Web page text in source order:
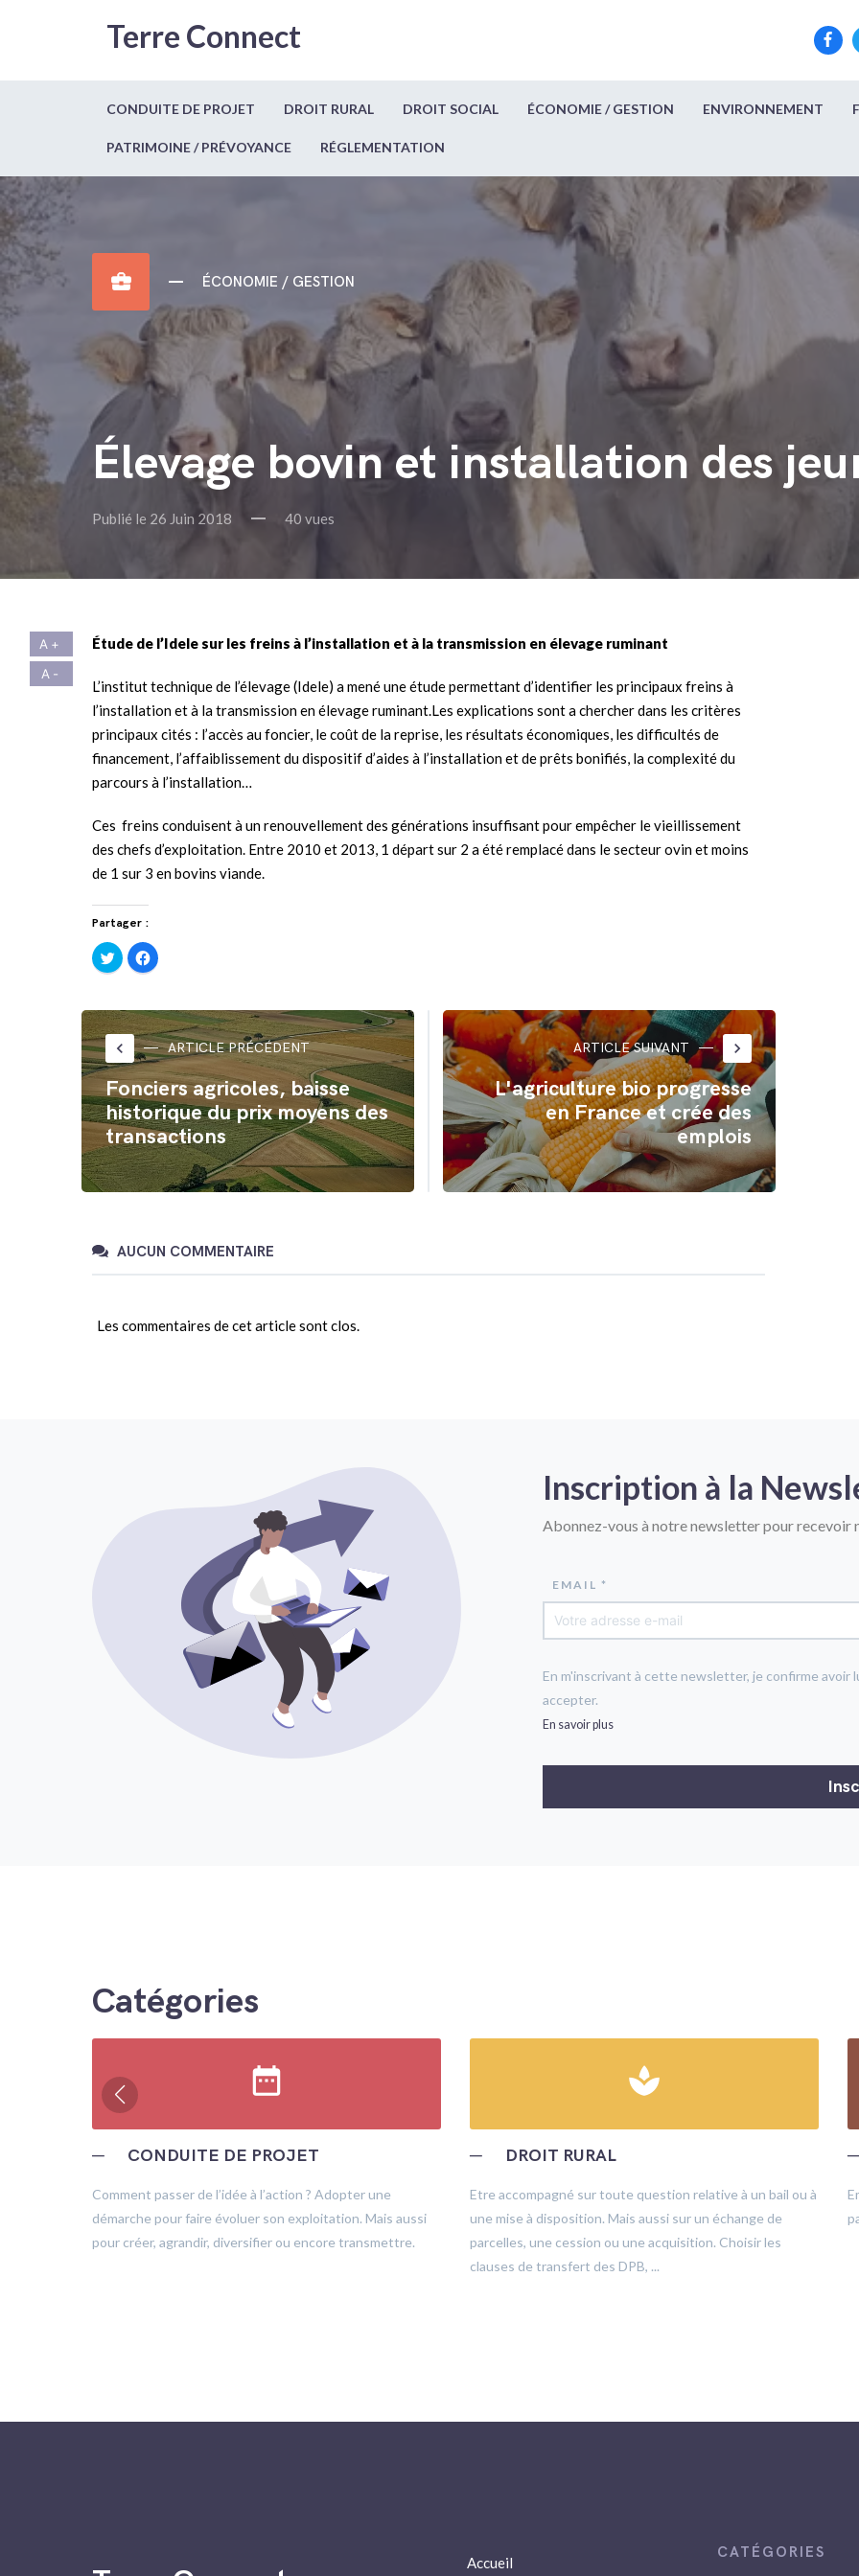
Terre Connect
CONDUITE DE PROJET DROIT RURAL DROIT SOCIAL ÉCONOMIE / GESTION ENVIRONNEMENT
PATRIMOINE / PRÉVOYANCE RÉGLEMENTATION
business_center ÉCONOMIE / GESTION
Élevage bovin et installation des
Publié le 26 Juin 2018 40 vues
Étude de l’Idele sur les freins à l’installation et à la transmission en élevage ruminant
L’institut technique de l’élevage (Idele) a mené une étude permettant d’identifier les principaux freins à
l’installation et à la transmission en élevage ruminant.Les explications sont a chercher dans les critères
principaux cités : l’accès au foncier, le coût de la reprise, les résultats économiques, les difficultés de
financement, l’affaiblissement du dispositif d’aides à l’installation et de prêts bonifiés, la complexité du
parcours à l’installation…
Ces freins conduisent à un renouvellement des générations insuffisant pour empêcher le vieillissement
des chefs d’exploitation. Entre 2010 et 2013, 1 départ sur 2 a été remplacé dans le secteur ovin et moins
de 1 sur 3 en bovins viande.
Partager :
Cliquez
pour
partager
dans
une
nouvelle
fenêtre)
Cliquez
pour
partager
dans
une
nouvelle
fenêtre)
keyboard_arrow_left ARTICLE PRÉCÉDENT
Fonciers agricoles, baisse
historique du prix moyens des
transactions
ARTICLE SUIVANT keyboard_arrow_right
L'agriculture bio progresse
en France et crée des
emplois
AUCUN COMMENTAIRE
Les commentaires de cet article sont clos.
Inscription à la
Abonnez-vous à notre newsletter pour recevoir
EMAIL *
En m'inscrivant à cette newsletter, je confirme
accepter.
En savoir plus
Catégories
date_range
─ CONDUITE DE PROJET
Comment passer de l’idée à l’action ? Adopter une
démarche pour faire évoluer son exploitation. Mais aussi
pour créer, agrandir, diversifier ou encore transmettre.
spa
─ DROIT RURAL
Etre accompagné sur toute question relative à un bail ou à
une mise à disposition. Mais aussi sur un échange de
parcelles, une cession ou une acquisition. Choisir les
clauses de transfert des DPB, ...
─
Accueil